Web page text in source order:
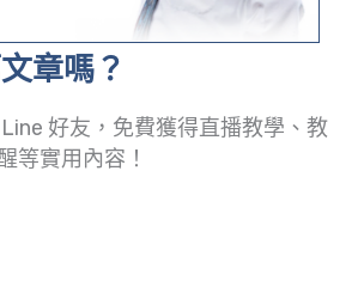
章嗎？
好友，免費獲得直播教學、教
等實用內容！